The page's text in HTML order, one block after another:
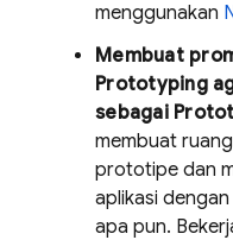
menggunakan
Membuat
Prototyping
sebagai
membuat
prototipe dan
aplikasi dengan
apa pun.